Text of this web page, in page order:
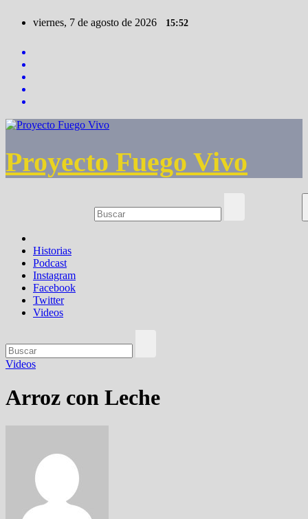
viernes, 7 de agosto de 2026 15:52
Proyecto Fuego Vivo
Historias
Podcast
Instagram
Facebook
Twitter
Videos
Videos
Arroz con Leche